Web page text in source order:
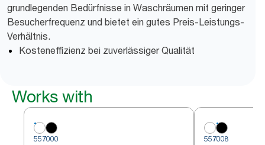
grundlegenden Bedürfnisse in Waschräumen mit geringer
Besucherfrequenz und bietet ein gutes Preis-Leistungs-
Verhältnis.
Kosteneffizienz bei zuverlässiger Qualität
Works with
557000 557008